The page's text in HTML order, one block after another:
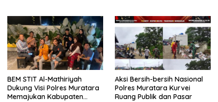
BEM STIT Al-Mathiriyah
Dukung Visi Polres Muratara
Memajukan Kabupaten
Aksi Bersih-bersih Nasional
Polres Muratara Kurvei
Ruang Publik dan Pasar